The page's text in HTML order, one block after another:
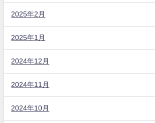
2025年2月
2025年1月
2024年12月
2024年11月
2024年10月